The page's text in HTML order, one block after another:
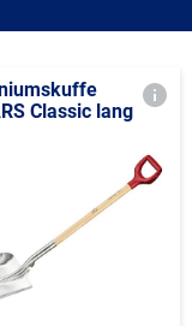
Classic lang